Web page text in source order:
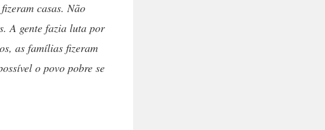
casas. Não
A gente fazia luta por
as famílias fizeram
o povo pobre se